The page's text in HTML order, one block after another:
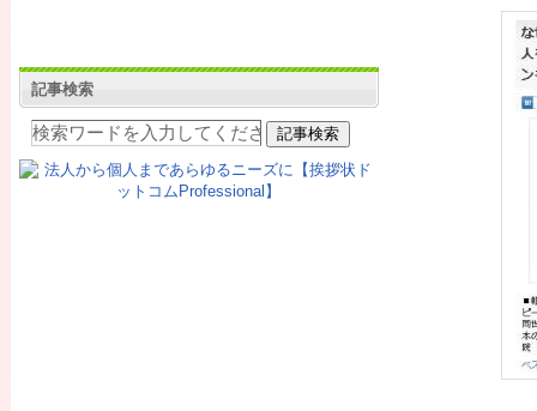
記事検索